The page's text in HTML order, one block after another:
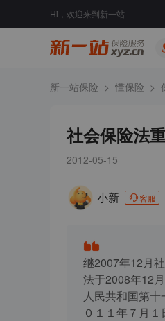
Hi，欢迎来到新一站
新一站保险 > 懂保险 >
社会保险法
2012-05-15
小新 客服
继2007年12月
法于2008年12
人民共和国第
０１１年７月１